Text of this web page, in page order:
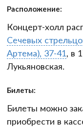
Расположение:
Концерт-холл
Сечевых
Артема), 37-41, в
Лукьяновская.
Билеты:
Билеты можно
приобрести в